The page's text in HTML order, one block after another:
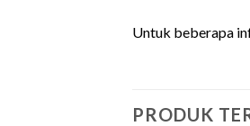
Untuk beberapa
PRODUK